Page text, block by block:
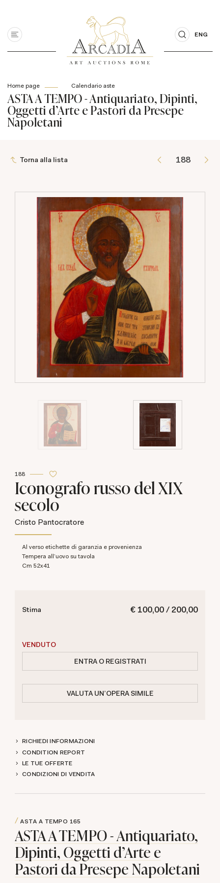
ENG
Home page Calendario aste
ASTA A TEMPO - Antiquariato, Dipinti,
Oggetti d'Arte e Pastori da Presepe
Napoletani
Torna alla lista
188
Iconografo russo del XIX
secolo
Cristo Pantocratore
Al verso etichette di garanzia e provenienza
tempera all'uovo su tavola
cm 52x41
€ 100,00 / 200,00
Stima
VENDUTO
ENTRA O REGISTRATI
VALUTA UN'OPERA SIMILE
RICHIEDI INFORMAZIONI
CONDITION REPORT
LE TUE OFFERTE
CONDIZIONI DI VENDITA
ASTA A TEMPO 165
ASTA A TEMPO - Antiquariato,
Dipinti, Oggetti d'Arte e
Pastori da Presepe Napoletani